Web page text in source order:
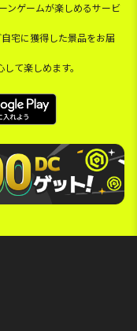
ンゲームが楽しめるサービ
宅に獲得した景品をお届
て楽しめます。